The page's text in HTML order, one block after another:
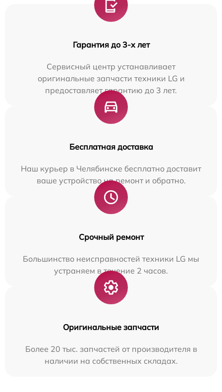
Гарантия до 3-х лет
Сервисный центр устанавливает
оригинальные запчасти техники LG и
предоставляет гарантию до 3 лет.
Бесплатная доставка
Наш курьер в Челябинске бесплатно доставит
ваше устройство на ремонт и обратно.
Срочный ремонт
Большинство неисправностей техники LG мы
устраняем в течение 2 часов.
Оригинальные запчасти
Более 20 тыс. запчастей от производителя в
наличии на собственных складах.